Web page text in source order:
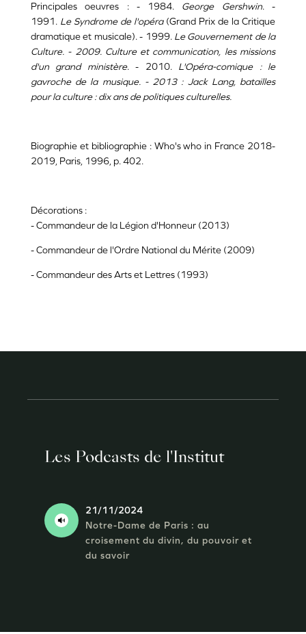
Principales oeuvres : - 1984. George Gershwin. -
1991. Le Syndrome de l'opéra(Grand Prix de la Critique
dramatique et musicale). - 1999. Le Gouvernement de la
Culture. - 2009. Culture et communication, les missions
d'un grand ministère. - 2010. L'Opéra-comique : le
gavroche de la musique. - 2013 : Jack Lang, batailles
pour la culture : dix ans de politiques culturelles.
Biographie et bibliographie : Who's who in France 2018-
2019, Paris, 1996, p. 402.
Décorations :
- Commandeur de la Légion d'Honneur (2013)
- Commandeur de l'Ordre National du Mérite (2009)
- Commandeur des Arts et Lettres (1993)
Les Podcasts de l'Institut
21/11/2024
Notre-Dame de Paris : au
croisement du divin, du pouvoir et
du savoir